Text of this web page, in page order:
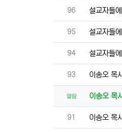
번호
96 설교자들
번호
95 설교자들
번호
94 설교자들
번호
93 이송오 목
열람 이송오 목
번호
91 이송오 목